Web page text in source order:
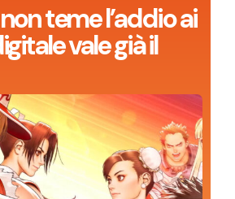
teme l’addio ai
vale già il